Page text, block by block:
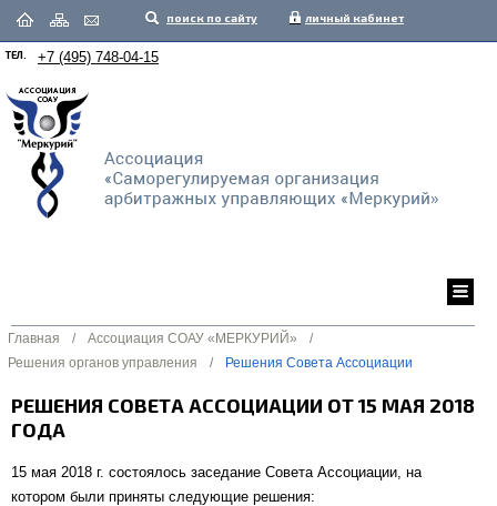
поиск по сайту личный кабинет
ТЕЛ. +7 (495) 748-04-15
Главная / Ассоциация СОАУ «МЕРКУРИЙ»
/
Решения органов управления
/ Решения Совета Ассоциации
РЕШЕНИЯ СОВЕТА АССОЦИАЦИИ ОТ 15 МАЯ 2018
ГОДА
15 мая 2018 г. состоялось заседание Совета Ассоциации, на
котором были приняты следующие решения: